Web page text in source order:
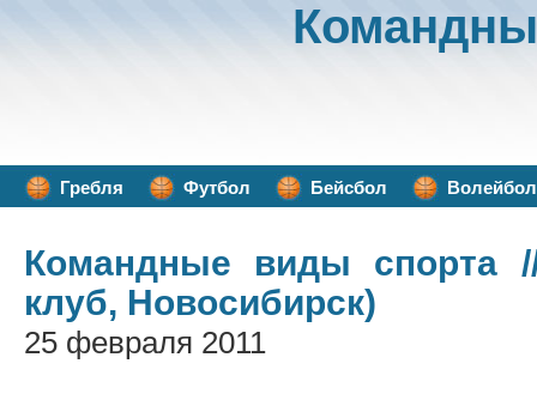
Гребля Футбол Бейсбол Волейбол
Командные виды спорта
клуб, Новосибирск)
25 февраля 2011